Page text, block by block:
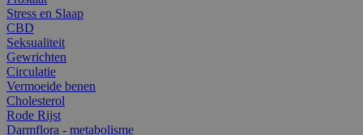
Stress en Slaap
CBD
Seksualiteit
Gewrichten
Circulatie
Vermoeide benen
Cholesterol
Rode Rijst
Darmflora - metabolisme